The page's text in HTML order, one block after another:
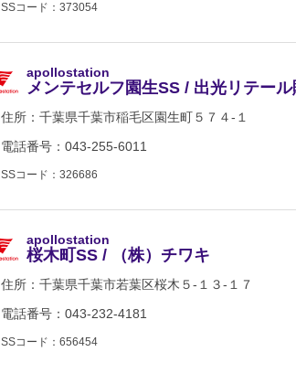
SSコード：373054
apollostation
メンテセルフ園生SS / 出光リテー
住所： 千葉県千葉市稲毛区園生町５７４-１
電話番号：043-255-6011
SSコード：326686
apollostation
桜木町SS / （株）チワキ
住所： 千葉県千葉市若葉区桜木５-１３-１７
電話番号：043-232-4181
SSコード：656454